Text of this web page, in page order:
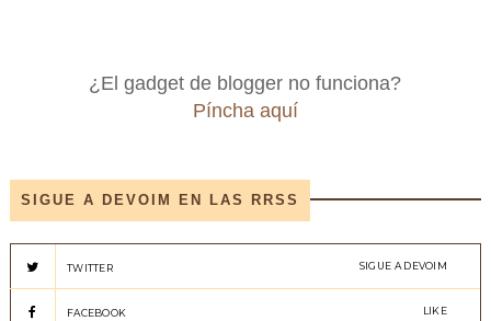
¿El gadget de blogger no funciona?
Píncha aquí
SIGUE A DEVOIM EN LAS RRSS
TWITTER SIGUE A DEVOIM
FACEBOOK LIKE